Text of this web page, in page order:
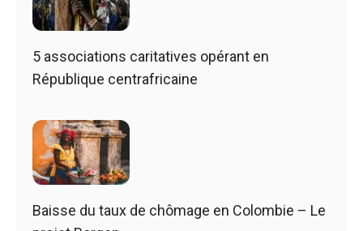
5 associations caritatives opérant en
République centrafricaine
Baisse du taux de chômage en Colombie – Le